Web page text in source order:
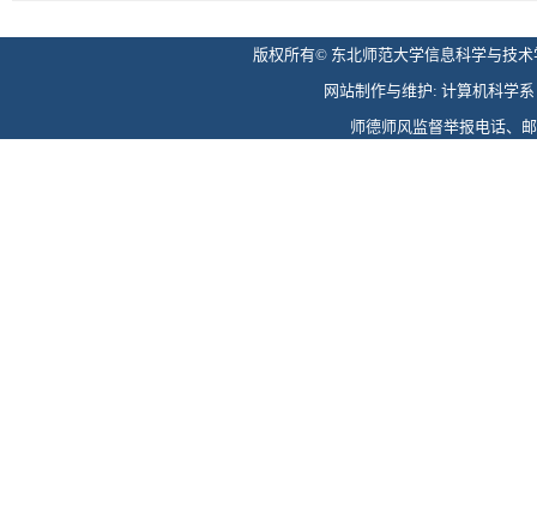
版权所有© 东北师范大学信息科学与技
网站制作与维护: 计算机科学
师德师风监督举报电话、